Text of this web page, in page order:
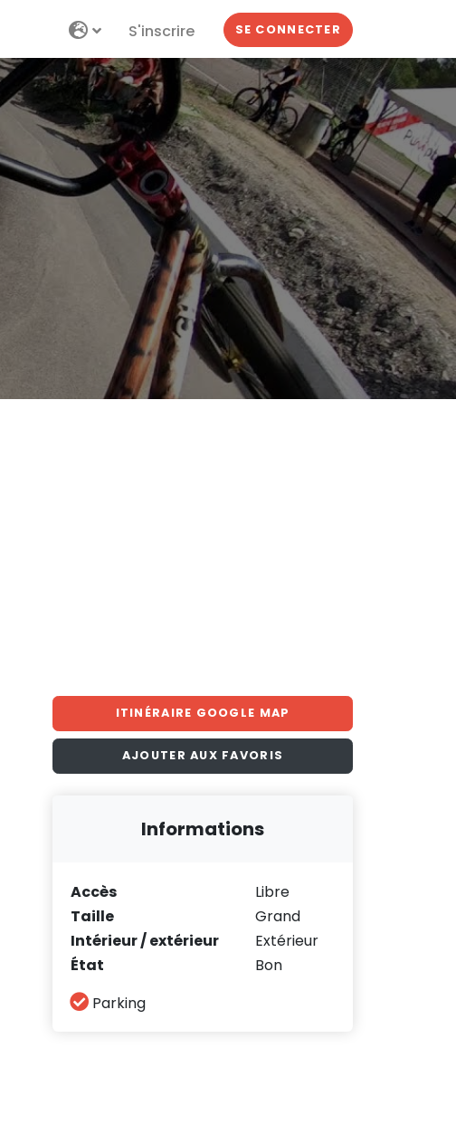
S'inscrire SE CONNECTER
ITINÉRAIRE GOOGLE MAP
AJOUTER AUX FAVORIS
Informations
Accès
Libre
Taille
Grand
Intérieur / extérieur
Extérieur
État
Bon
Parking